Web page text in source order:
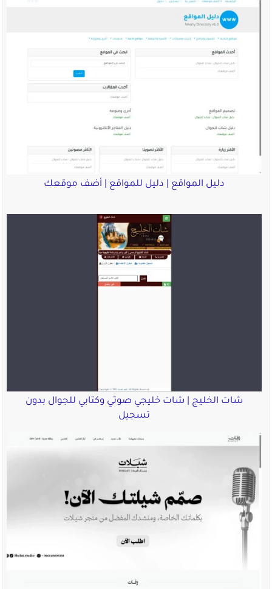
دليل المواقع | دليل للمواقع | أضف موقعك
شات الخليج | شات خليجي صوتي وكتابي للجوال بدون
تسجيل